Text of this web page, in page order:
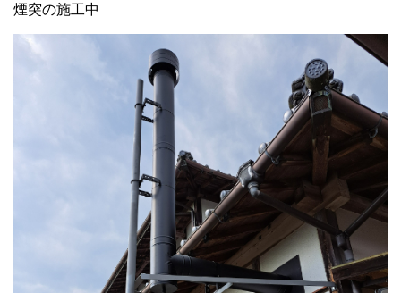
煙突の施工中